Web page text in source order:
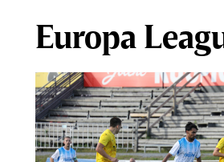
Belgienii au tras concluziile, după
ce Darius Olaru a marcat primul
gol pentru Union Saint-Gilloise
Europa